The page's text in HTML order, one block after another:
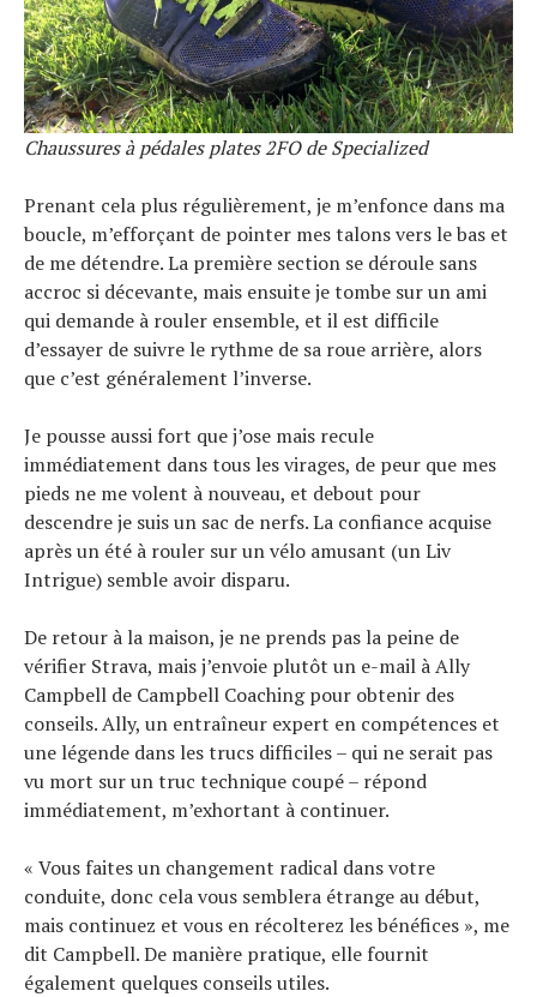
Chaussures à pédales plates 2FO de Specialized
Prenant cela plus régulièrement, je m’enfonce dans ma
boucle, m’efforçant de pointer mes talons vers le bas et
de me détendre. La première section se déroule sans
accroc si décevante, mais ensuite je tombe sur un ami
qui demande à rouler ensemble, et il est difficile
d’essayer de suivre le rythme de sa roue arrière, alors
que c’est généralement l’inverse.
Je pousse aussi fort que j’ose mais recule
immédiatement dans tous les virages, de peur que mes
pieds ne me volent à nouveau, et debout pour
descendre je suis un sac de nerfs. La confiance acquise
après un été à rouler sur un vélo amusant (un Liv
Intrigue) semble avoir disparu.
De retour à la maison, je ne prends pas la peine de
vérifier Strava, mais j’envoie plutôt un e-mail à Ally
Campbell de Campbell Coaching pour obtenir des
conseils. Ally, un entraîneur expert en compétences et
une légende dans les trucs difficiles – qui ne serait pas
vu mort sur un truc technique coupé – répond
immédiatement, m’exhortant à continuer.
« Vous faites un changement radical dans votre
conduite, donc cela vous semblera étrange au début,
mais continuez et vous en récolterez les bénéfices », me
dit Campbell. De manière pratique, elle fournit
également quelques conseils utiles.